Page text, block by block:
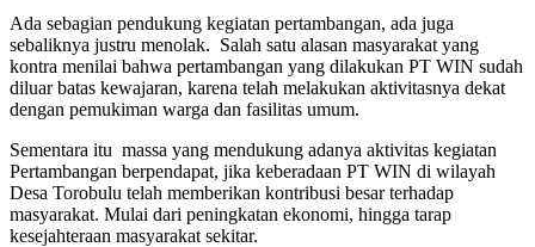
Ada sebagian pendukung kegiatan pertambangan, ada juga
sebaliknya justru menolak. Salah satu alasan masyarakat yang
kontra menilai bahwa pertambangan yang dilakukan PT WIN sudah
diluar batas kewajaran, karena telah melakukan aktivitasnya dekat
dengan pemukiman warga dan fasilitas umum.
Sementara itu massa yang mendukung adanya aktivitas kegiatan
Pertambangan berpendapat, jika keberadaan PT WIN di wilayah
Desa Torobulu telah memberikan kontribusi besar terhadap
masyarakat. Mulai dari peningkatan ekonomi, hingga tarap
kesejahteraan masyarakat sekitar.